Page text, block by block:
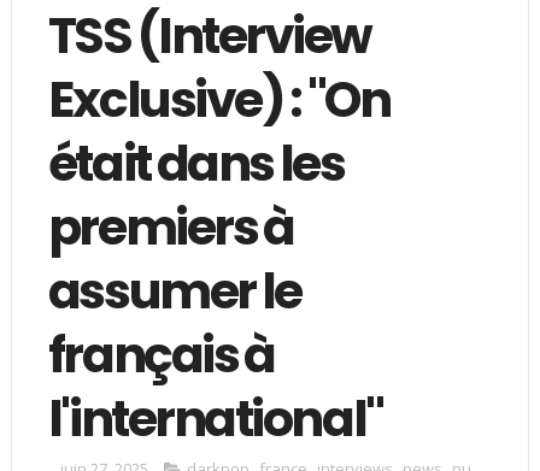
TSS (Interview
Exclusive) : "On
était dans les
premiers à
assumer le
français à
l'international"